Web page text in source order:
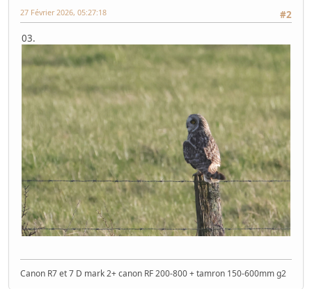
#2
27 Février 2026, 05:27:18
03.
Canon R7 et 7 D mark 2+ canon RF 200-800 + tamron 150-600mm g2